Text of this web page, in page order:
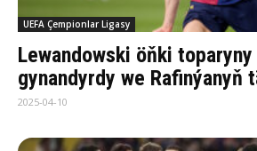
UEFA Çempionlar Ligasy
Lewandowski öňki
gynandyrdy we Rafinýanyň
2025-04-10